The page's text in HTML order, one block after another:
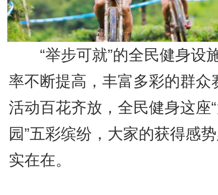
“举步可就”的全民健身设
率不断提高，丰富多彩的群众
活动百花齐放，全民健身这座
园”五彩缤纷，大家的获得感
实在在。